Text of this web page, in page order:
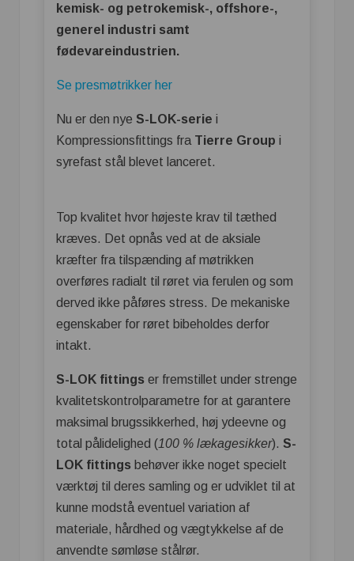
kemisk- og petrokemisk-, offshore-,
generel industri samt
fødevareindustrien.
Se presmøtrikker her
Nu er den nye S-LOK-serie i
Kompressionsfittings fra Tierre Group i
syrefast stål blevet lanceret.
Top kvalitet hvor højeste krav til tæthed
kræves. Det opnås ved at de aksiale
kræfter fra tilspænding af møtrikken
overføres radialt til røret via ferulen og som
derved ikke påføres stress. De mekaniske
egenskaber for røret bibeholdes derfor
intakt.
S-LOK fittings er fremstillet under strenge
kvalitetskontrolparametre for at garantere
maksimal brugssikkerhed, høj ydeevne og
total pålidelighed (100 % lækagesikker). S-
LOK fittings behøver ikke noget specielt
værktøj til deres samling og er udviklet til at
kunne modstå eventuel variation af
materiale, hårdhed og vægtykkelse af de
anvendte sømløse stålrør.